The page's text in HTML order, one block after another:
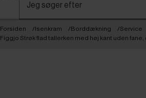
Forsiden Isenkram Borddækning Service
Figgjo Strøk flad tallerken med høj kant uden fane,